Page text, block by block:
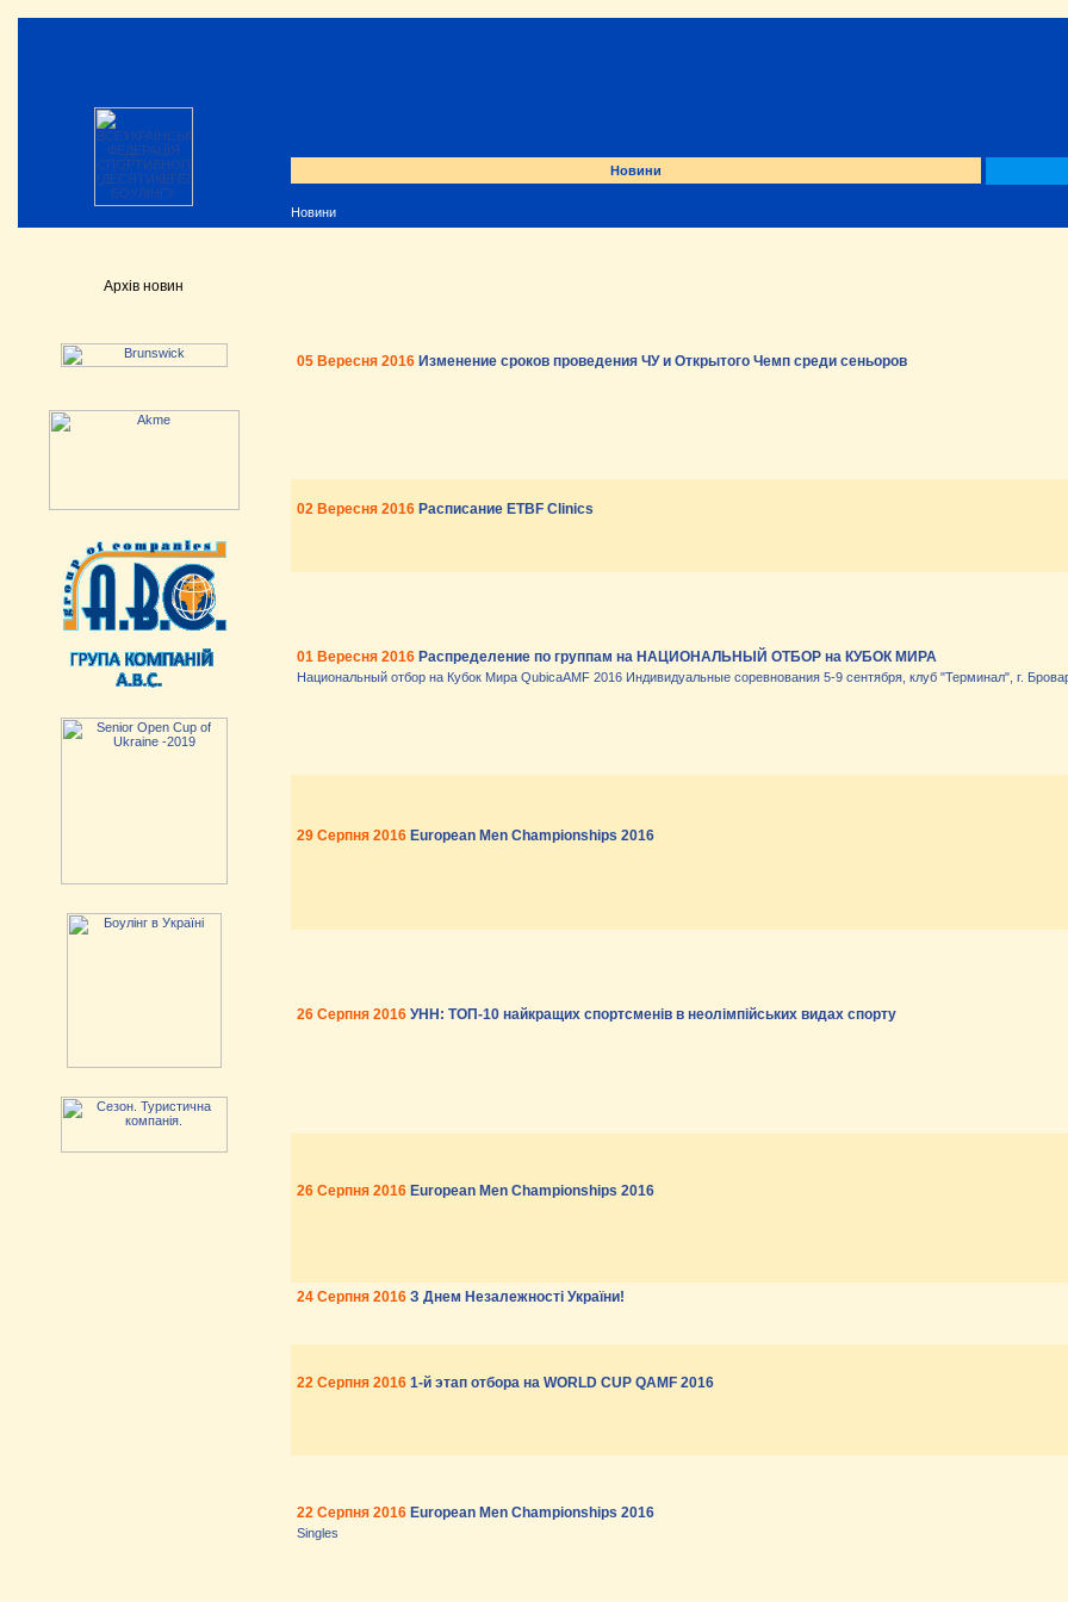
Новини
Новини
Архів новин
05 Вересня 2016 Изменение сроков проведения ЧУ и Открытого Чемп среди сеньоров
02 Вересня 2016 Расписание ETBF Clinics
01 Вересня 2016 Распределение по группам на НАЦИОНАЛЬНЫЙ ОТБОР на КУБОК МИРА
Национальный отбор на Кубок Мира QubicaAMF 2016 Индивидуальные соревнования 5-9 сентября, клуб "Терминал", г.
29 Серпня 2016 European Men Championships 2016
26 Серпня 2016 УНН: ТОП-10 найкращих спортсменів в неолімпійських видах спорту
26 Серпня 2016 European Men Championships 2016
24 Серпня 2016 З Днем Незалежності України!
22 Серпня 2016 1-й этап отбора на WORLD CUP QAMF 2016
22 Серпня 2016 European Men Championships 2016
Singles